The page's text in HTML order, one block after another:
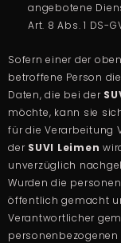
angebotene
Art. 8 Abs. 1 DS-
Sofern einer der
betroffene Person
Daten, die bei der
möchte, kann sie
für die Verarbeitung
der SUVI Leimen
unverzüglich
Wurden die
öffentlich gemacht
Verantwortlicher